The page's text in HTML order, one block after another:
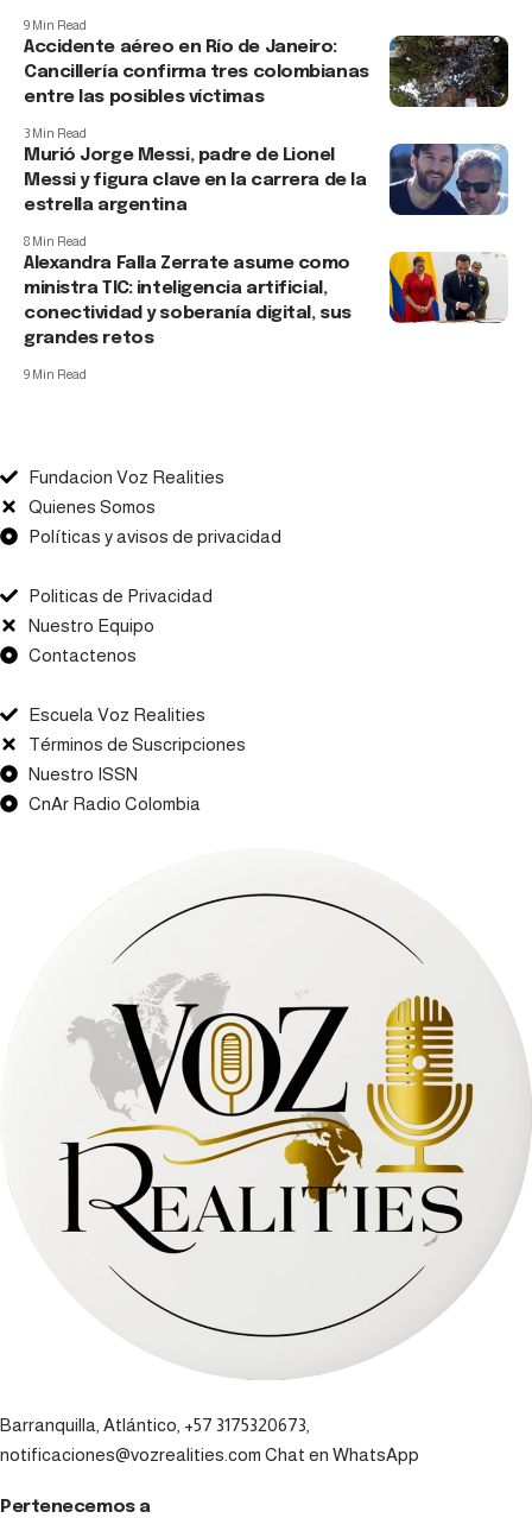
9 Min Read
Accidente aéreo en Río de Janeiro:
Cancillería confirma tres colombianas
entre las posibles víctimas
3 Min Read
Murió Jorge Messi, padre de Lionel
Messi y figura clave en la carrera de la
estrella argentina
8 Min Read
Alexandra Falla Zerrate asume como
ministra TIC: inteligencia artificial,
conectividad y soberanía digital, sus
grandes retos
9 Min Read
Fundacion Voz Realities
Quienes Somos
Políticas y avisos de privacidad
Politicas de Privacidad
Nuestro Equipo
Contactenos
Escuela Voz Realities
Términos de Suscripciones
Nuestro ISSN
CnAr Radio Colombia
Barranquilla, Atlántico, +57 3175320673,
notificaciones@vozrealities.com Chat en WhatsApp
Pertenecemos a